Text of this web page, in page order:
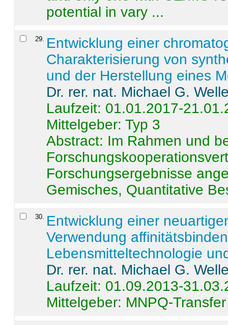
potential in vary ...
29. Entwicklung einer
Charakterisierung von
und der Herstellung eines
Dr. rer. nat. Michael G.
Laufzeit: 01.01.2017-
Mittelgeber: Typ 3
Abstract: Im Rahmen und
Forschungsergebnisse
Gemisches, Quantitative
30. Entwicklung einer
Verwendung
Lebensmitteltechnologie
Dr. rer. nat. Michael G.
Laufzeit: 01.09.2013-
Mittelgeber: MNPQ-Transfer